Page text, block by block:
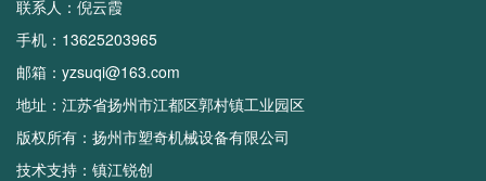
联系人：倪云霞
手机：13625203965
邮箱：yzsuqi@163.com
地址：江苏省扬州市江都区郭村镇工业园区
版权所有：扬州市塑奇机械设备有限公司
技术支持： 镇江锐创